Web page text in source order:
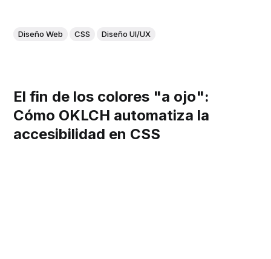
Diseño Web CSS Diseño UI/UX
El fin de los colores "a ojo":
Cómo OKLCH automatiza la
accesibilidad en CSS